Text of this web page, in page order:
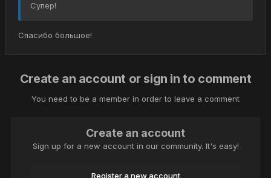
Супер!
Спасибо большое!
Create an account or sign in to comment
You need to be a member in order to leave a comment
Create an account
Sign up for a new account in our community. It's easy!
Register a new account